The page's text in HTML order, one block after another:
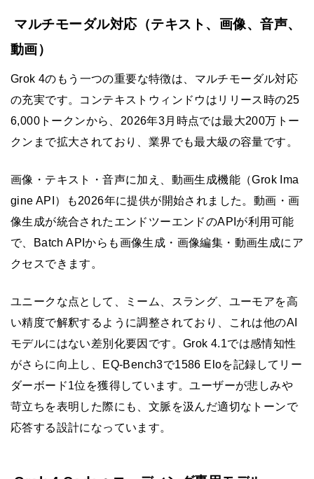
マルチモーダル対応（テキスト、画像、音声、
動画）
Grok 4のもう一つの重要な特徴は、マルチモーダル対応
の充実です。コンテキストウィンドウはリリース時の25
6,000トークンから、2026年3月時点では最大200万トー
クンまで拡大されており、業界でも最大級の容量です。
画像・テキスト・音声に加え、動画生成機能（Grok Ima
gine API）も2026年に提供が開始されました。動画・画
像生成が統合されたエンドツーエンドのAPIが利用可能
で、Batch APIからも画像生成・画像編集・動画生成にア
クセスできます。
ユニークな点として、ミーム、スラング、ユーモアを高
い精度で解釈するように調整されており、これは他のAI
モデルにはない差別化要因です。Grok 4.1では感情知性
がさらに向上し、EQ-Bench3で1586 Eloを記録してリー
ダーボード1位を獲得しています。ユーザーが悲しみや
苛立ちを表明した際にも、文脈を汲んだ適切なトーンで
応答する設計になっています。